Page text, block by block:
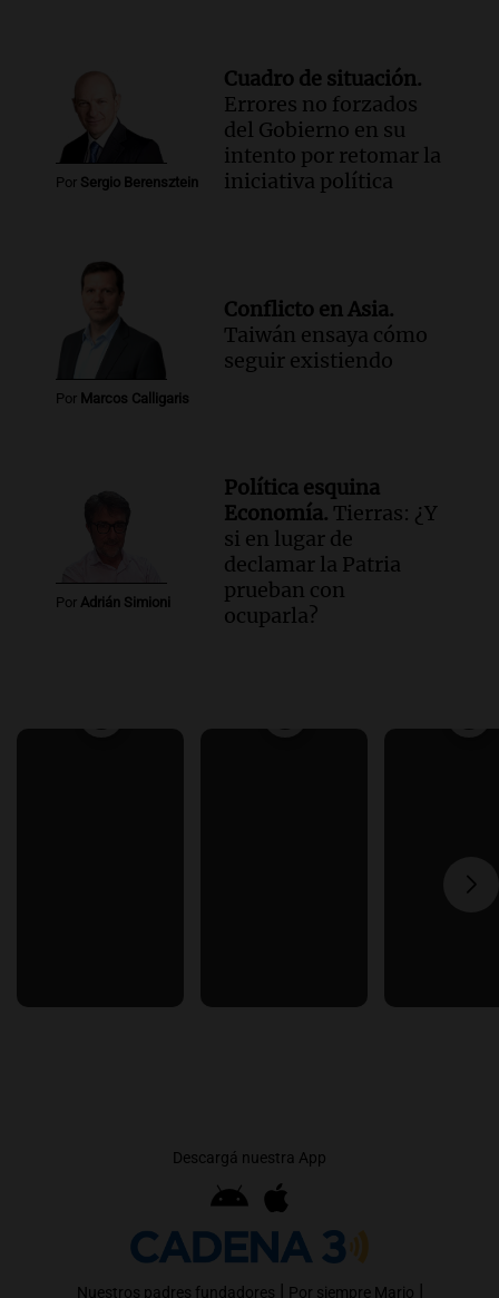
Por Sergio Berensztein
Cuadro de situación.
Errores no forzados
del Gobierno en su
intento por retomar la
iniciativa política
Por Marcos Calligaris
Conflicto en Asia.
Taiwán ensaya cómo
seguir existiendo
Por Adrián Simioni
Política esquina
Economía. Tierras: ¿Y
si en lugar de
declamar la Patria
prueban con
ocuparla?
Descargá nuestra App
Nuestros padres fundadores | Por siempre Mario |